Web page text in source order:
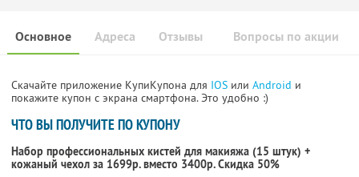
Основное Отзывы Вопросы по акции
Адреса
Скачайте приложение КупиКупона для IOS или Android и
покажите купон с экрана смартфона. Это удобно :)
ЧТО ВЫ ПОЛУЧИТЕ ПО КУПОНУ
Набор профессиональных кистей для макияжа (15 штук) +
кожаный чехол за 1699р. вместо 3400р. Скидка 50%